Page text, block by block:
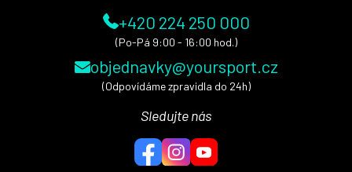
+420 224 250 000
(Po-Pá 9:00 - 16:00 hod.)
objednavky@yoursport.cz
(Odpovídáme zpravidla do 24h)
Sledujte nás